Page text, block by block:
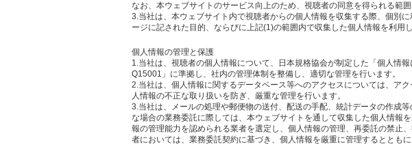
なお、本ウェブサイトのサービス向上のため、視聴者の同意を得られる範
3.当社は、本ウェブサイト内で視聴者からの個人情報を収集する際、個別
ージに記された目的、ならびに上記(1)の範囲内で収集した個人情報を利用し
個人情報の管理と保護
1.当社は、視聴者の個人情報について、日本規格協会が制定した「個人情
Q15001」に準拠し、社内の管理体制を整備し、適切な管理を行います。
2.当社は、個人情報に関するデータベース等へのアクセスについては、ア
人情報の不正な取り扱いを防ぎ、厳重な管理を行います。
3.当社は、メールの処理や郵便物の送付、配送の手配、統計データの作成
な場合の業務委託に際しては、本ウェブサイトを通して収集した個人情報
報の管理能力を認められる業者を選定し、個人情報の管理、再委託の禁止
者においては、業務委託契約に基づき、個人情報を厳重に管理するととも